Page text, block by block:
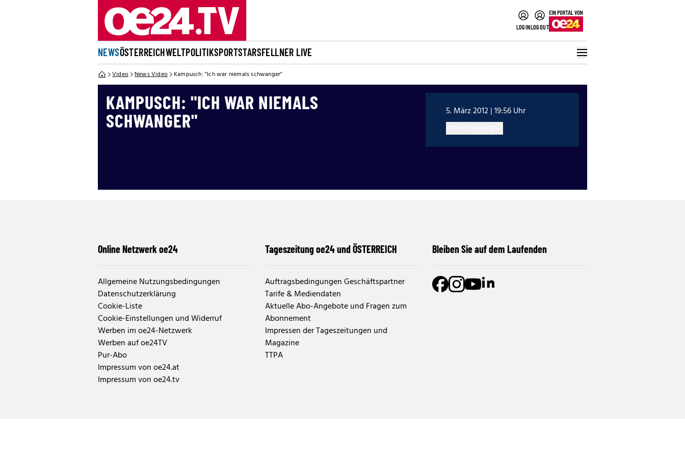
LOGINLOGOUT
NEWSÖSTERREICHWELTPOLITIKSPORTSTARSFELLNER LIVE
Video News Video Kampusch: "Ich war niemals schwanger"
KAMPUSCH: "ICH WAR NIEMALS
SCHWANGER"
5. März 2012 | 19:56 Uhr
Online Netzwerk oe24
Allgemeine Nutzungsbedingungen
Datenschutzerklärung
Cookie-Liste
Cookie-Einstellungen und Widerruf
Werben im oe24-Netzwerk
Werben auf oe24TV
Pur-Abo
Impressum von oe24.at
Impressum von oe24.tv
Tageszeitung oe24 und ÖSTERREICH
Auftragsbedingungen Geschäftspartner
Tarife & Mediendaten
Aktuelle Abo-Angebote und Fragen zum
Abonnement
Impressen der Tageszeitungen und
Magazine
TTPA
Bleiben Sie auf dem Laufenden